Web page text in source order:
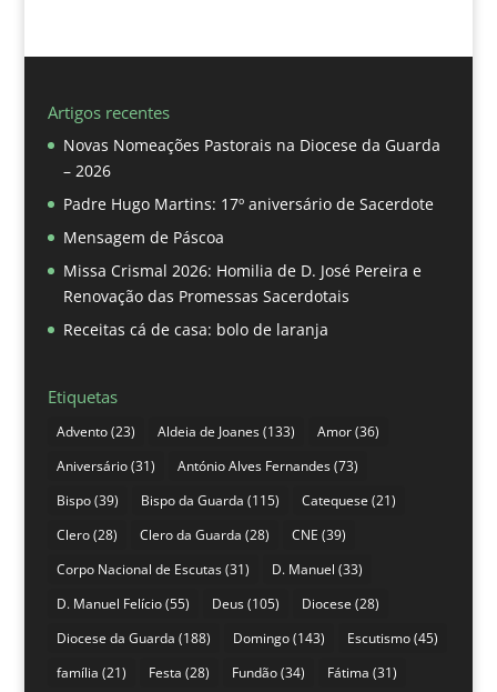
Artigos recentes
Novas Nomeações Pastorais na Diocese da Guarda
– 2026
Padre Hugo Martins: 17º aniversário de Sacerdote
Mensagem de Páscoa
Missa Crismal 2026: Homilia de D. José Pereira e
Renovação das Promessas Sacerdotais
Receitas cá de casa: bolo de laranja
Etiquetas
Advento(23) Aldeia de Joanes(133) Amor(36)
Aniversário(31) António Alves Fernandes(73)
Bispo(39) Bispo da Guarda (115) Catequese (21)
Clero(28) Clero da Guarda (28) CNE (39)
Corpo Nacional de Escutas(31) D. Manuel (33)
D. Manuel Felício(55) Deus(105) Diocese (28)
Diocese da Guarda (188) Domingo(143) Escutismo(45)
família (21) Festa (28) Fundão(34) Fátima (31)